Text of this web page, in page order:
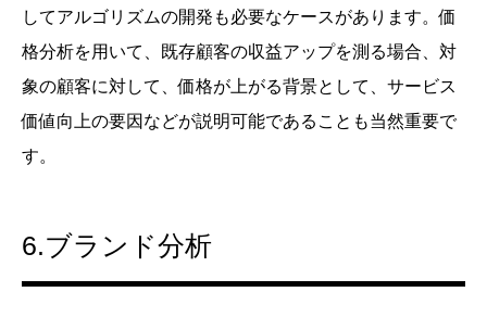
してアルゴリズムの開発も必要なケースがあります。価
格分析を用いて、既存顧客の収益アップを測る場合、対
象の顧客に対して、価格が上がる背景として、サービス
価値向上の要因などが説明可能であることも当然重要で
す。
6.ブランド分析